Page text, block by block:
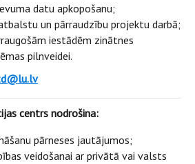
datu apkopošanu;
un pārraudzību projektu darbā;
iestādēm zinātnes
pilnveidei.
centrs nodrošina:
pārneses jautājumos;
veidošanai ar privātā vai valsts